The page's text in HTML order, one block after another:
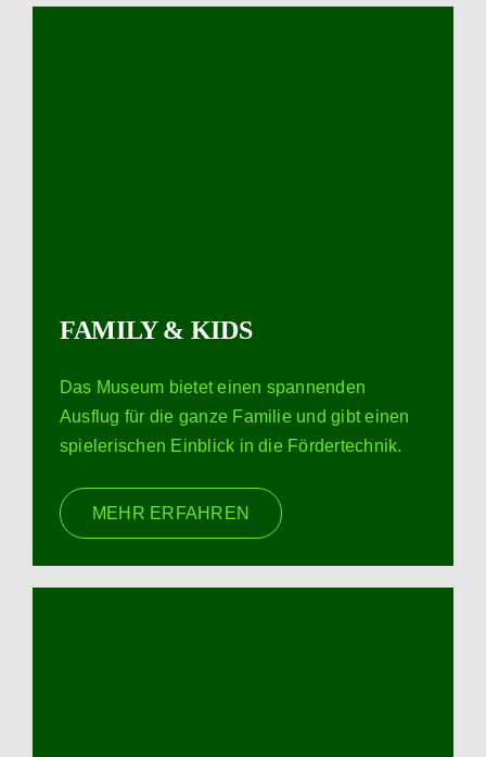
FAMILY & KIDS
Das Museum bietet einen spannenden
Ausflug für die ganze Familie und gibt einen
spielerischen Einblick in die Fördertechnik.
MEHR ERFAHREN